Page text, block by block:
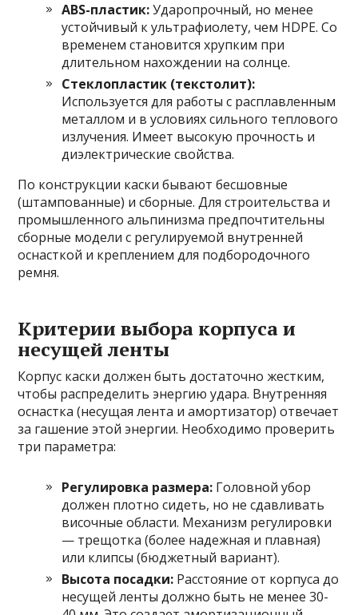
ABS-пластик:Ударопрочный, но менее
устойчивый к ультрафиолету, чем HDPE. Со
временем становится хрупким при
длительном нахождении на солнце.
Стеклопластик (текстолит):
Используется для работы с расплавленным
металлом и в условиях сильного теплового
излучения. Имеет высокую прочность и
диэлектрические свойства.
По конструкции каски бывают бесшовные
(штампованные) и сборные. Для строительства и
промышленного альпинизма предпочтительны
сборные модели с регулируемой внутренней
оснасткой и креплением для подбородочного
ремня.
Критерии выбора корпуса и
несущей ленты
Корпус каски должен быть достаточно жестким,
чтобы распределить энергию удара. Внутренняя
оснастка (несущая лента и амортизатор) отвечает
за гашение этой энергии. Необходимо проверить
три параметра:
Регулировка размера: Головной убор
должен плотно сидеть, но не сдавливать
височные области. Механизм регулировки
— трещотка (более надежная и плавная)
или клипсы (бюджетный вариант).
Высота посадки: Расстояние от корпуса до
несущей ленты должно быть не менее 30-